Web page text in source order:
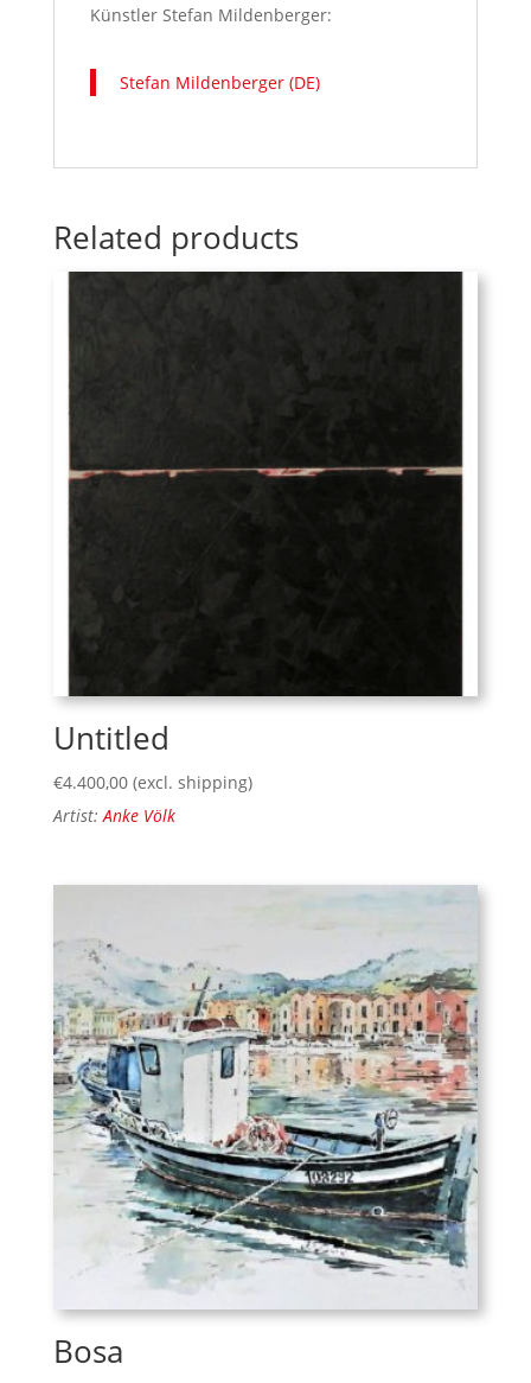
Künstler Stefan Mildenberger:
Stefan Mildenberger (DE)
Related products
Untitled
€4.400,00 (excl. shipping)
Artist:Anke Völk
Bosa